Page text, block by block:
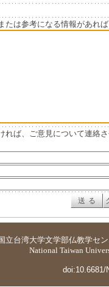
たは参考になる情報があれ
れば、ご意見について連絡
立台湾大学文学部仏教学セ
National Taiwan
doi:10.6681/